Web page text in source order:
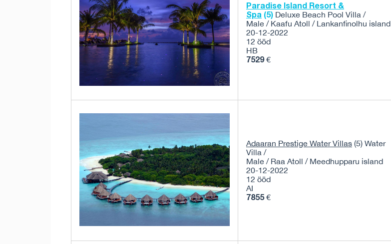
Paradise Island Resort &
Spa (5) Deluxe Beach Pool Villa /
Male / Kaafu Atoll / Lankanfinolhu island
20-12-2022
12 ööd
HB
7529€
Adaaran Prestige Water Villas (5) Water
Villa /
Male / Raa Atoll / Meedhupparu island
20-12-2022
12 ööd
AI
7855€